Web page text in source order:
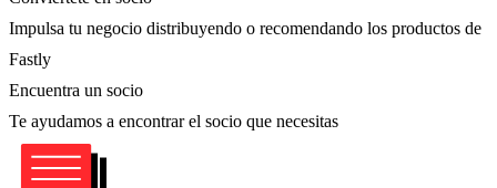
Impulsa tu negocio distribuyendo o recomendando los productos de
Fastly
Encuentra un socio
Te ayudamos a encontrar el socio que necesitas